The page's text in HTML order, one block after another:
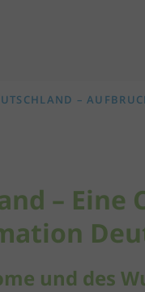
–
– Eine
und des